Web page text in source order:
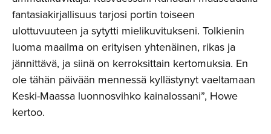
fantasiakirjallisuus tarjosi portin toiseen
ulottuvuuteen ja sytytti mielikuvitukseni. Tolkienin
luoma maailma on erityisen yhtenäinen, rikas ja
jännittävä, ja siinä on kerroksittain kertomuksia. En
ole tähän päivään mennessä kyllästynyt vaeltamaan
Keski-Maassa luonnosvihko kainalossani”, Howe
kertoo.